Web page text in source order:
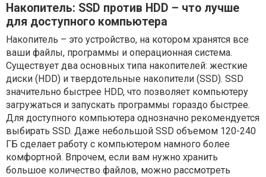
Накопитель: SSD против HDD – что лучше
для доступного компьютера
Накопитель – это устройство, на котором хранятся все
ваши файлы, программы и операционная система.
Существует два основных типа накопителей: жесткие
диски (HDD) и твердотельные накопители (SSD). SSD
значительно быстрее HDD, что позволяет компьютеру
загружаться и запускать программы гораздо быстрее.
Для доступного компьютера однозначно рекомендуется
выбирать SSD. Даже небольшой SSD объемом 120-240
ГБ сделает работу с компьютером намного более
комфортной. Впрочем, если вам нужно хранить
большое количество файлов, можно рассмотреть